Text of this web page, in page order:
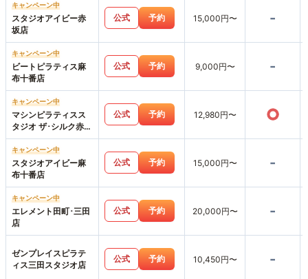
キャンペーン中
スタジオアイビー赤
坂店
公式 予約 15,000円〜 -
キャンペーン中
ビートピラティス麻
布十番店
公式 予約 9,000円〜 -
キャンペーン中
マシンピラティスス
タジオ ザ･シルク赤坂
見附店
公式 予約 12,980円〜 ○
キャンペーン中
スタジオアイビー麻
布十番店
公式 予約 15,000円〜 -
キャンペーン中
エレメント田町･三田
店
公式 予約 20,000円〜 -
ゼンプレイスピラテ
ィス三田スタジオ店
公式 予約 10,450円〜 -